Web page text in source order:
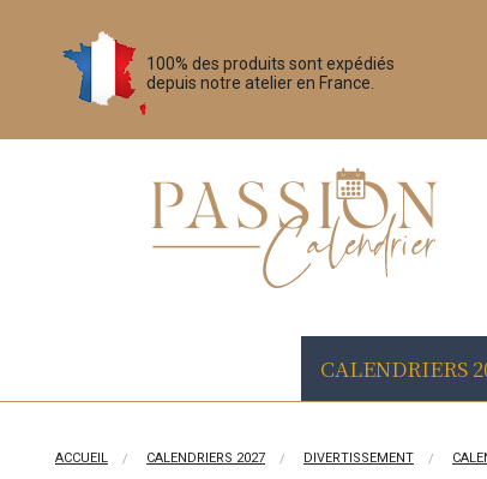
100% des produits sont expédiés
depuis notre atelier en France.
CALENDRIERS
ACCUEIL CALENDRIERS 2027 DIVERTISSEMENT